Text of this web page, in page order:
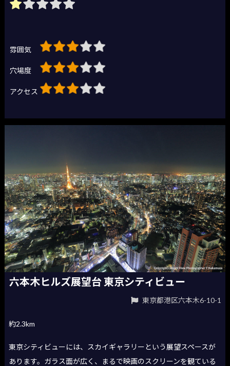
雰囲気
穴場度
アクセス
六本木ヒルズ展望台 東京シティビュー
東京都港区六本木6-10-1
約2.3km
東京シティビューには、スカイギャラリーという展望スペースが
あります。ガラス面が広く、まるで映画のスクリーンを観ている